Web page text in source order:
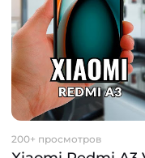
200+ просмотров